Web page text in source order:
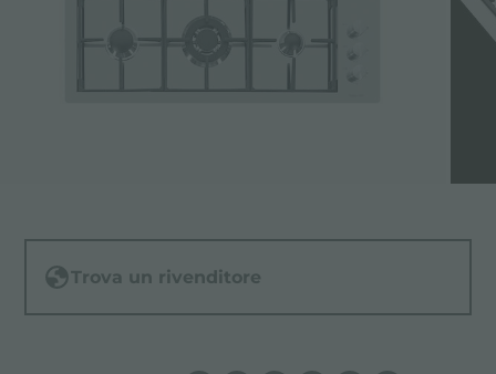
Trova un rivenditore